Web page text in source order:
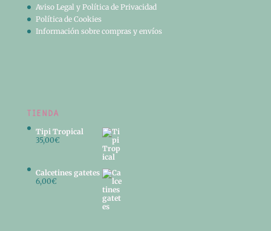
Aviso Legal y Política de Privacidad
Política de Cookies
Información sobre compras y envíos
TIENDA
Tipi Tropical
35,00€
Calcetines gatetes
6,00€